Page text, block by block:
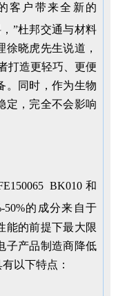
客户带来全新的
”杜邦交通与材料
晓虎先生说道，
打造更轻巧、更便
。同时，作为生物
定，完全不会影响
BK010和
50%的成分来自于
能的前提下最大限
子产品制造商降低
以下特点：